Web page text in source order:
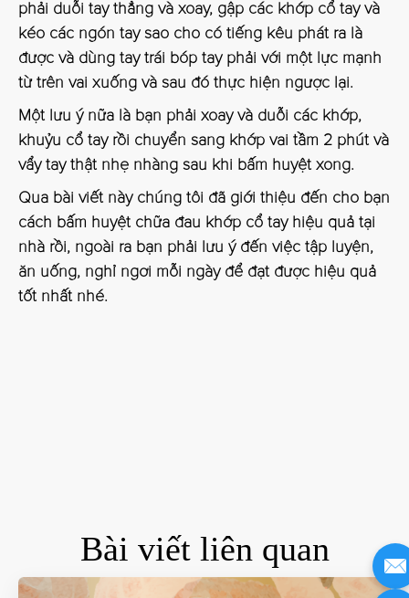
phải duỗi tay thẳng và xoay, gập các khớp cổ tay và
kéo các ngón tay sao cho có tiếng kêu phát ra là
được và dùng tay trái bóp tay phải với một lực mạnh
từ trên vai xuống và sau đó thực hiện ngược lại.
Một lưu ý nữa là bạn phải xoay và duỗi các khớp,
khuỷu cổ tay rồi chuyển sang khớp vai tầm 2 phút và
vẩy tay thật nhẹ nhàng sau khi bấm huyệt xong.
Qua bài viết này chúng tôi đã giới thiệu đến cho bạn
cách bấm huyệt chữa đau khớp cổ tay hiệu quả tại
nhà rồi, ngoài ra bạn phải lưu ý đến việc tập luyện,
ăn uống, nghỉ ngơi mỗi ngày để đạt được hiệu quả
tốt nhất nhé.
Bài viết liên quan